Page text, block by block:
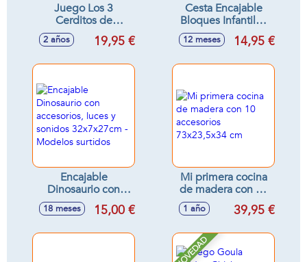
Juego Los 3
Cerditos de
madera Goula, los
cerditos tienen que
2 años 19,95 €
Cesta Encajable
Bloques Infantiles
Con Asa Para
Transportar
12 meses 14,95 €
Encajable
Dinosaurio con
accesorios, luces y
sonidos
18 meses 15,00 €
Mi primera cocina
de madera con 10
accesorios
73x23,5x34 cm
1 año 39,95 €
NOVEDAD